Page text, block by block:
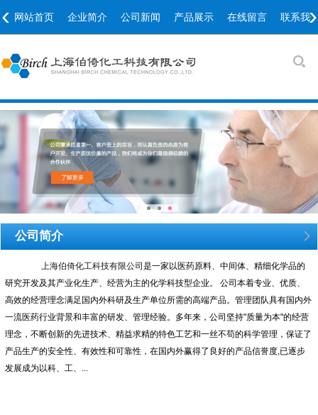
网站首页 企业简介 公司新闻 产品展示 在线留言 联系我
‹ ›
公司简介
上海伯倚化工科技有限公司 是一家以医药原料、中间体、精细化学品的
研究开发及其产业化生产、经营为主的化学科技型企业。 公司本着专业、优质、
高效的经营理念满足国内外科研及生产单位所需的高端产品。管理团队具有国内外
一流医药行业背景和丰富的研发、管理经验。多年来，公司坚持"质量为本"的经营
理念，不断创新的先进技术、精益求精的特色工艺和一丝不苟的科学管理，保证了
产品生产的安全性、有效性和可靠性，在国内外赢得了良好的产品信誉度,已逐步
发展成为以科、工、...